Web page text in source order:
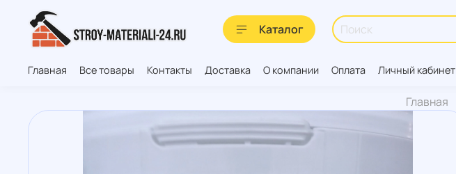
Каталог
Главная Все товары Контакты Доставка О компании Оплата Личный кабинет
Главная